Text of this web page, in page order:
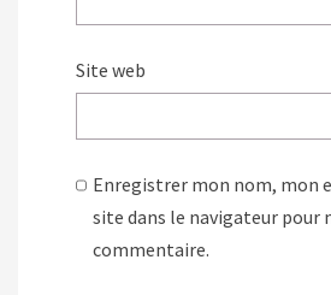
Site web
Enregistrer mon nom, mon
site dans le navigateur pour
commentaire.